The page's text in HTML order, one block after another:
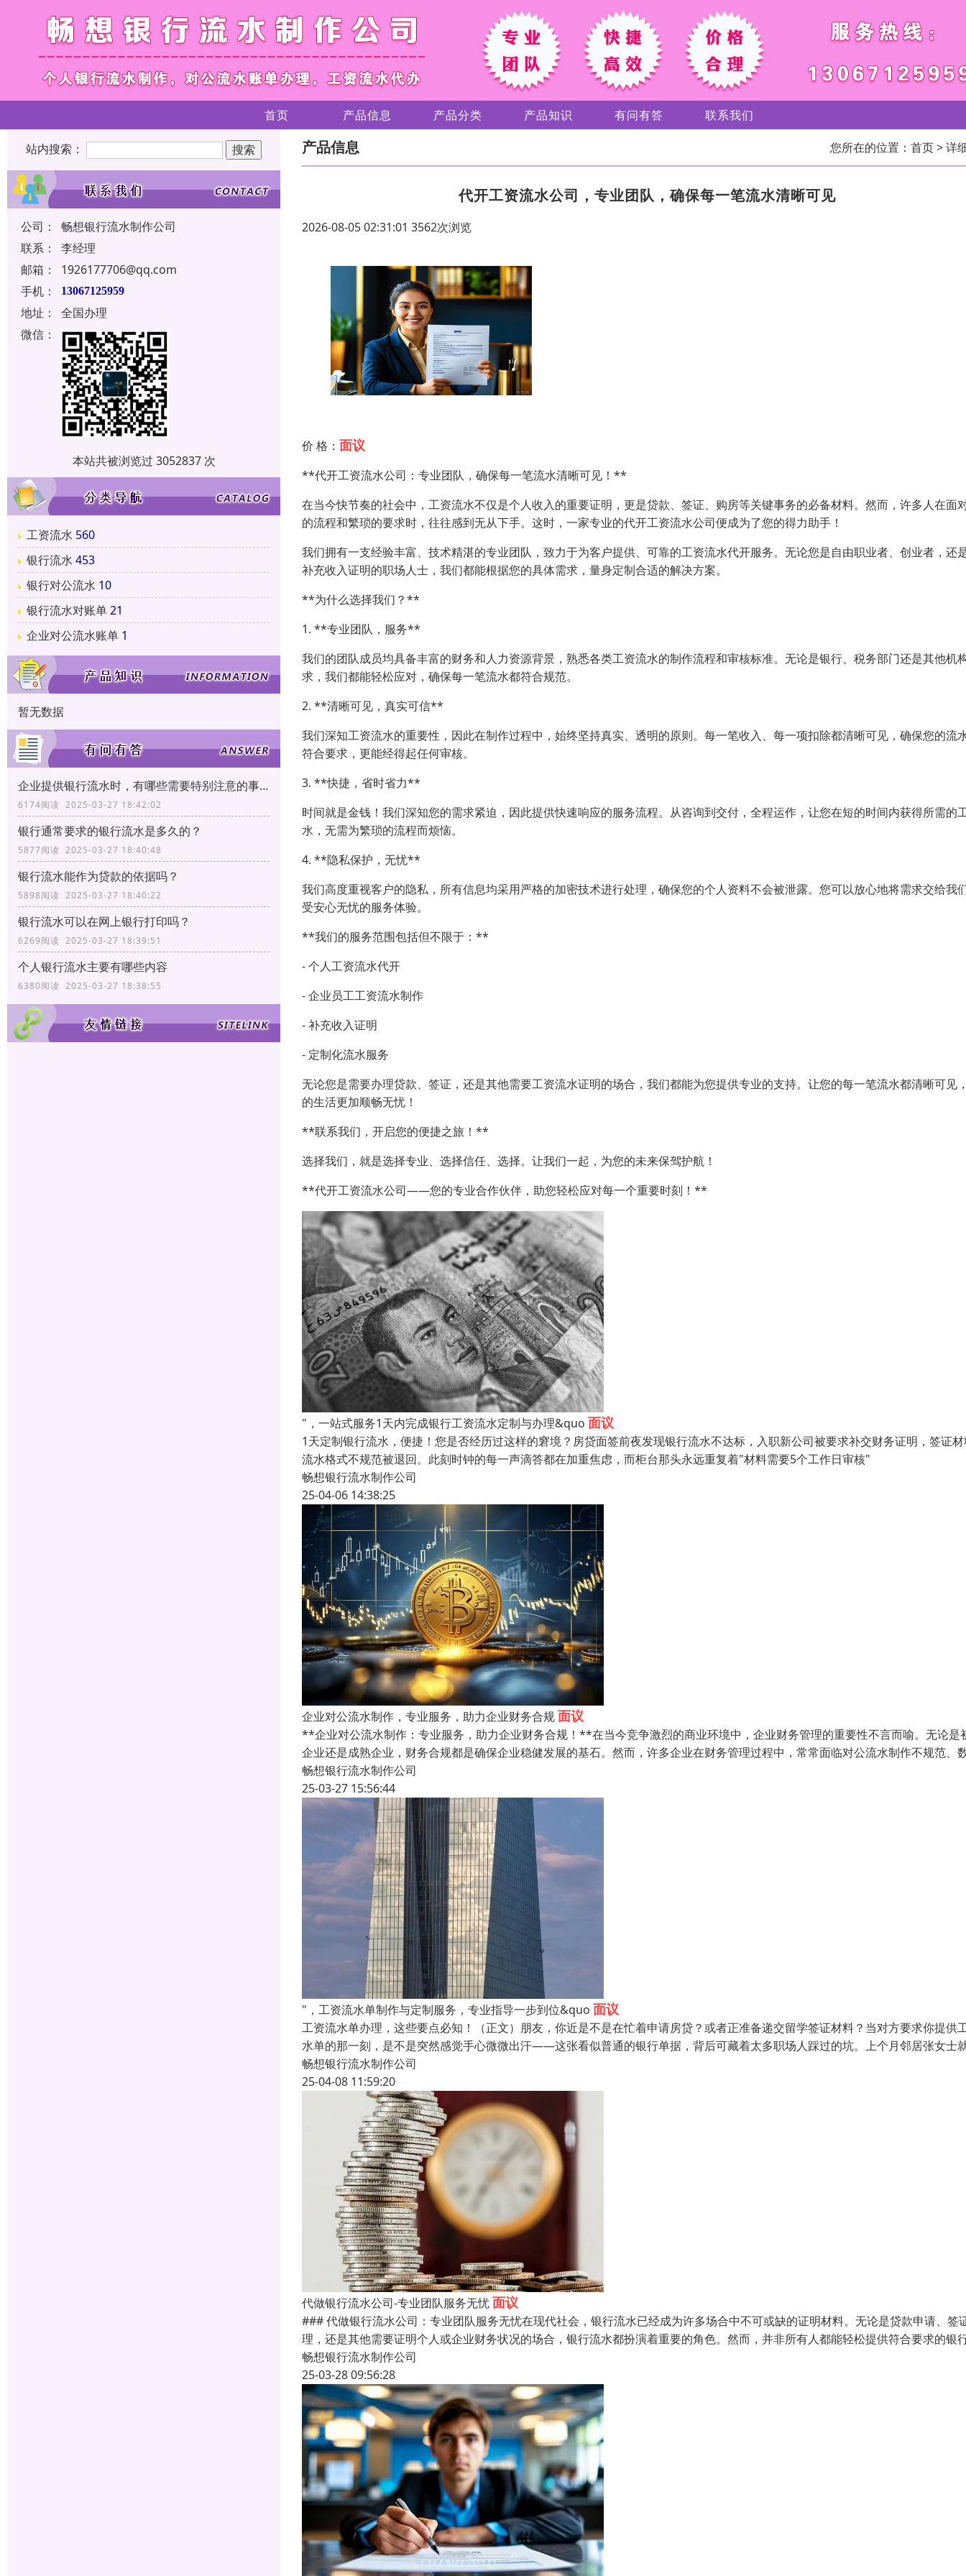
首页 产品信息 产品分类 产品知识 有问有答 联系我们
站内搜索：
公司：
畅想银行流水制作公司
联系：
李经理
邮箱：
1926177706@qq.com
手机：
13067125959
地址：
全国办理
微信：
本站共被浏览过 3052837 次
工资流水 560
银行流水 453
银行对公流水 10
银行流水对账单21
企业对公流水账单 1
暂无数据
企业提供银行流水时，有哪些需要特别注意的事项？
6174阅读 2025-03-27 18:42:02
银行通常要求的银行流水是多久的？
5877阅读 2025-03-27 18:40:48
银行流水能作为贷款的依据吗？
5898阅读 2025-03-27 18:40:22
银行流水可以在网上银行打印吗？
6269阅读 2025-03-27 18:39:51
个人银行流水主要有哪些内容
6380阅读 2025-03-27 18:38:55
产品信息 您所在的位置： 首页> 详
代开工资流水公司，专业团队，确保每一笔流水清晰可见
2026-08-05 02:31:01 3562次浏览
价 格： 面议
**代开工资流水公司：专业团队，确保每一笔流水清晰可见！**
在当今快节奏的社会中，工资流水不仅是个人收入的重要证明，更是贷款、签证、购房等关键事务的必备材料。然而，许多人在面
的流程和繁琐的要求时，往往感到无从下手。这时，一家专业的代开工资流水公司便成为了您的得力助手！
我们拥有一支经验丰富、技术精湛的专业团队，致力于为客户提供、可靠的工资流水代开服务。无论您是自由职业者、创业者，还
补充收入证明的职场人士，我们都能根据您的具体需求，量身定制合适的解决方案。
**为什么选择我们？**
1. **专业团队，服务**
我们的团队成员均具备丰富的财务和人力资源背景，熟悉各类工资流水的制作流程和审核标准。无论是银行、税务部门还是其他机
求，我们都能轻松应对，确保每一笔流水都符合规范。
2. **清晰可见，真实可信**
我们深知工资流水的重要性，因此在制作过程中，始终坚持真实、透明的原则。每一笔收入、每一项扣除都清晰可见，确保您的流
符合要求，更能经得起任何审核。
3. **快捷，省时省力**
时间就是金钱！我们深知您的需求紧迫，因此提供快速响应的服务流程。从咨询到交付，全程运作，让您在短的时间内获得所需的
水，无需为繁琐的流程而烦恼。
4. **隐私保护，无忧**
我们高度重视客户的隐私，所有信息均采用严格的加密技术进行处理，确保您的个人资料不会被泄露。您可以放心地将需求交给我
受安心无忧的服务体验。
**我们的服务范围包括但不限于：**
- 个人工资流水代开
- 企业员工工资流水制作
- 补充收入证明
- 定制化流水服务
无论您是需要办理贷款、签证，还是其他需要工资流水证明的场合，我们都能为您提供专业的支持。让您的每一笔流水都清晰可见
的生活更加顺畅无忧！
**联系我们，开启您的便捷之旅！**
选择我们，就是选择专业、选择信任、选择。让我们一起，为您的未来保驾护航！
**代开工资流水公司——您的专业合作伙伴，助您轻松应对每一个重要时刻！**
"，一站式服务1天内完成银行工资流水定制与办理&quo 面议
1天定制银行流水，便捷！您是否经历过这样的窘境？房贷面签前夜发现银行流水不达标，入职新公司被要求补交财务证明，签证
流水格式不规范被退回。此刻时钟的每一声滴答都在加重焦虑，而柜台那头永远重复着"材料需要5个工作日审核"
畅想银行流水制作公司
25-04-06 14:38:25
企业对公流水制作，专业服务，助力企业财务合规面议
**企业对公流水制作：专业服务，助力企业财务合规！**在当今竞争激烈的商业环境中，企业财务管理的重要性不言而喻。无论是
企业还是成熟企业，财务合规都是确保企业稳健发展的基石。然而，许多企业在财务管理过程中，常常面临对公流水制作不规范、
畅想银行流水制作公司
25-03-27 15:56:44
"，工资流水单制作与定制服务，专业指导一步到位&quo 面议
工资流水单办理，这些要点必知！（正文）朋友，你近是不是在忙着申请房贷？或者正准备递交留学签证材料？当对方要求你提供
水单的那一刻，是不是突然感觉手心微微出汗——这张看似普通的银行单据，背后可藏着太多职场人踩过的坑。上个月邻居张女士
畅想银行流水制作公司
25-04-08 11:59:20
代做银行流水公司-专业团队服务无忧面议
### 代做银行流水公司：专业团队服务无忧在现代社会，银行流水已经成为许多场合中不可或缺的证明材料。无论是贷款申请、签
理，还是其他需要证明个人或企业财务状况的场合，银行流水都扮演着重要的角色。然而，并非所有人都能轻松提供符合要求的银
畅想银行流水制作公司
25-03-28 09:56:28